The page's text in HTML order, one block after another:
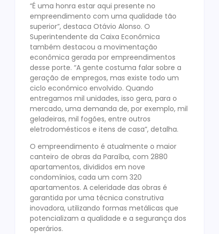
“É uma honra estar aqui presente no
empreendimento com uma qualidade tão
superior”, destaca Otávio Alonso. O
Superintendente da Caixa Econômica
também destacou a movimentação
econômica gerada por empreendimentos
desse porte. “A gente costuma falar sobre a
geração de empregos, mas existe todo um
ciclo econômico envolvido. Quando
entregamos mil unidades, isso gera, para o
mercado, uma demanda de, por exemplo, mil
geladeiras, mil fogões, entre outros
eletrodomésticos e itens de casa”, detalha.
O empreendimento é atualmente o maior
canteiro de obras da Paraíba, com 2880
apartamentos, divididos em nove
condomínios, cada um com 320
apartamentos. A celeridade das obras é
garantida por uma técnica construtiva
inovadora, utilizando formas metálicas que
potencializam a qualidade e a segurança dos
operários.